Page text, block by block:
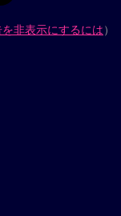
を非表示にするには）